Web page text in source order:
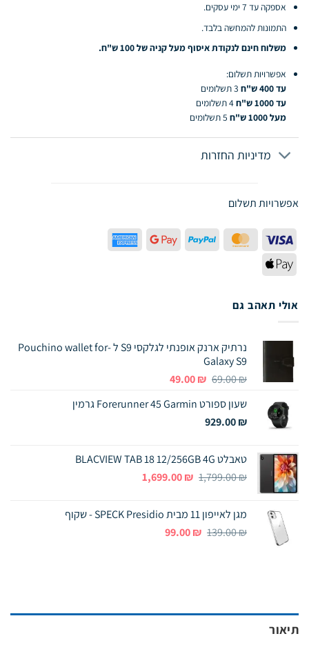
אספקה עד 7 ימי עסקים.
התמונות להמחשה בלבד.
משלוח חינם לנקודת איסוף מעל קניה של 100 ש"ח.
אפשרויות תשלום:
עד 400 ש"ח
3 תשלומים
עד 1000 ש"ח
4 תשלומים
מעל 1000 ש"ח
5 תשלומים
מדיניות החזרות
אפשרויות תשלום
Visa
MasterCard
PayPal
Google
Pay
Express
Apple
Pay
אולי תאהב גם
נרתיק ארנק אופנתי לגלקסי S9 ל -Pouchino wallet for
Galaxy S9
69.00₪
המחיר
היה:
69.00 ₪.
49.00₪
המחיר
הוא:
שעון ספורט Forerunner 45 Garmin גרמין
929.00₪
טאבלט BLACVIEW TAB 18 12/256GB 4G
1,799.00₪
המחיר
1,799.00 ₪.
1,699.00₪
המחיר
1,699.00 ₪.
מגן לאייפון 11 מבית SPECK Presidio - שקוף
139.00₪
המחיר
99.00₪
המחיר
תיאור